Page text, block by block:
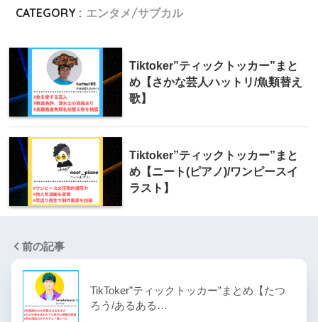
CATEGORY : エンタメ/サブカル
Tiktoker”ティックトッカー”まと
め【さかな芸人ハットリ/魚類替え
歌】
Tiktoker”ティックトッカー”まと
め【ニート(ピアノ)/ワンピースイ
ラスト】
前の記事
TikToker”ティックトッカー”まとめ【たつ
ろう/あるある…